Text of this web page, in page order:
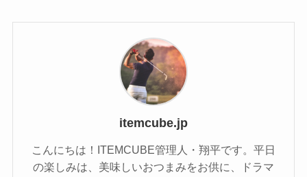
itemcube.jp
こんにちは！ITEMCUBE管理人・翔平です。平日
の楽しみは、美味しいおつまみをお供に、ドラマ